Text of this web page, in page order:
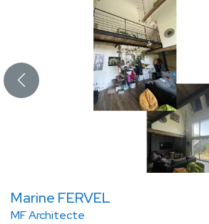
Marine FERVEL
MF Architecte